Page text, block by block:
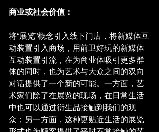
商业或社会价值：
将“展览”概念引入线下门店，将新媒体互
动装置引入商场，用前卫好玩的新媒体
互动装置引流，在为商业体吸引更多群
体的同时，也为艺术与大众之间的双向
对话提供了一个新的可能。一方面，艺
术家们除了在展览的现场，在日常生活
中也可以通过衍生品接触到我们的观
众；另一方面，这种更贴近生活的展览